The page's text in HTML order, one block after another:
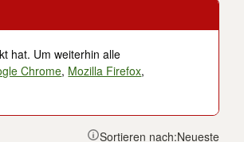
hat. Um weiterhin alle
Chrome, Mozilla Firefox,
Sortieren nach:Neueste